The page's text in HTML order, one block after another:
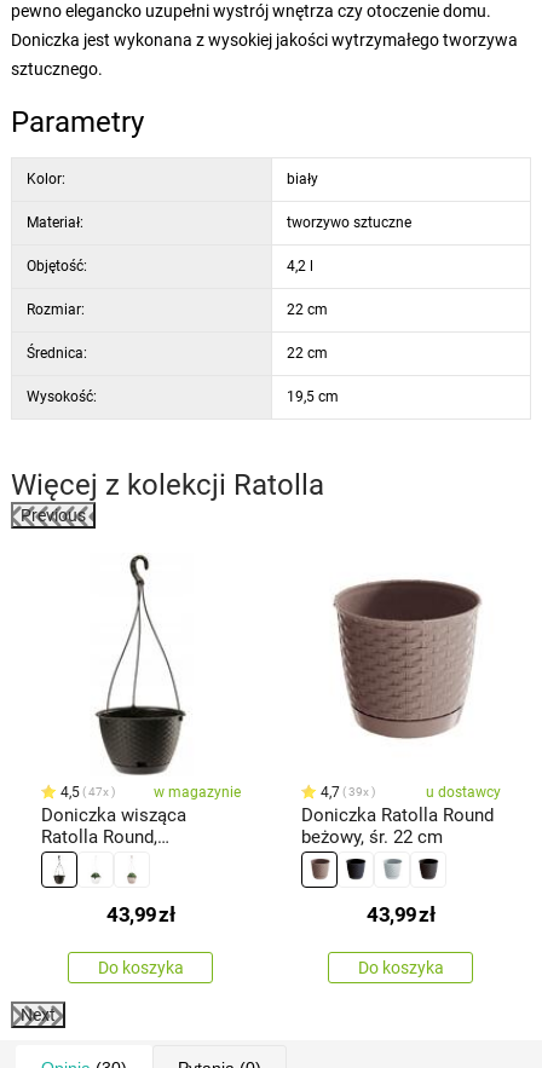
pewno elegancko uzupełni wystrój wnętrza czy otoczenie domu.
Doniczka jest wykonana z wysokiej jakości wytrzymałego tworzywa
sztucznego.
Parametry
Kolor: biały
Materiał: tworzywo sztuczne
Objętość: 4,2 l
Rozmiar: 22 cm
Średnica: 22 cm
Wysokość: 19,5 cm
Więcej z kolekcji Ratolla
Previous
4,5 47x w magazynie
Doniczka wisząca
Ratolla Round,
ciemnobrązowy,
43,99zł
Do koszyka
4,7 39x u dostawcy
Doniczka Ratolla Round
beżowy, śr. 22 cm
43,99zł
Do koszyka
Next